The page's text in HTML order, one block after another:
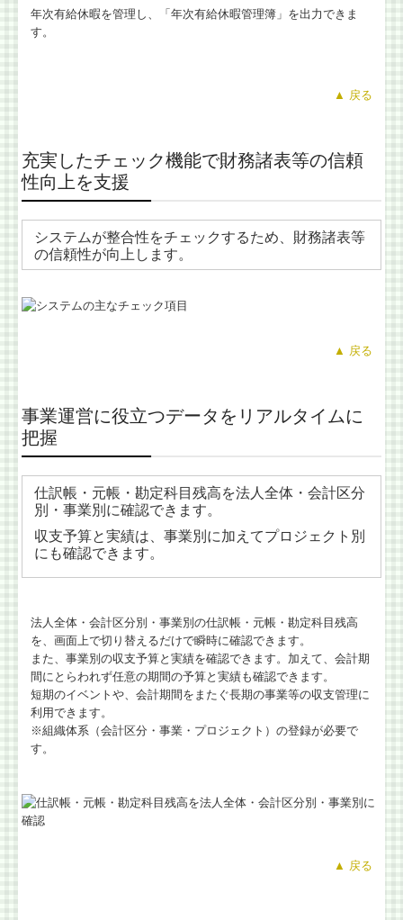
年次有給休暇を管理し、「年次有給休暇管理簿」を出力できま
す。
▲ 戻る
充実したチェック機能で財務諸表等の信頼
性向上を支援
システムが整合性をチェックするため、財務諸表等
の信頼性が向上します。
▲ 戻る
事業運営に役立つデータをリアルタイムに
把握
仕訳帳・元帳・勘定科目残高を法人全体・会計区分
別・事業別に確認できます。
収支予算と実績は、事業別に加えてプロジェクト別
にも確認できます。
法人全体・会計区分別・事業別の仕訳帳・元帳・勘定科目残高
を、画面上で切り替えるだけで瞬時に確認できます。
また、事業別の収支予算と実績を確認できます。加えて、会計期
間にとらわれず任意の期間の予算と実績も確認できます。
短期のイベントや、会計期間をまたぐ長期の事業等の収支管理に
利用できます。
※組織体系（会計区分・事業・プロジェクト）の登録が必要で
す。
▲ 戻る